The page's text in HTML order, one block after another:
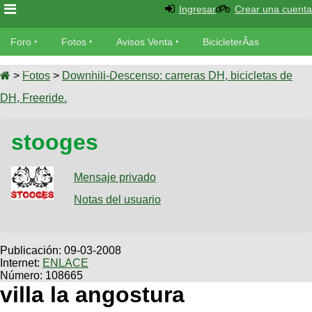
Foro
Foro
TÃ©cnica
Fotos
tu foto
Galeria
XC
Viajes
Descenso
Dirt
SUBÃ
tu
Buscar
Ultimos
Fotos
BicicleterÃ­
as
Bicicletas
Tandem
Videos
Cicloturismo
Ingresar Crear una cuenta
Foro Fotos Avisos Venta BicicleterÃ­as
Bicicletas Videos
> Fotos > Downhill-Descenso: carreras DH, bicicletas de
DH, Freeride.
stooges
Mensaje privado
Notas del usuario
Publicación: 09-03-2008
Internet: ENLACE
Número: 108665
villa la angostura